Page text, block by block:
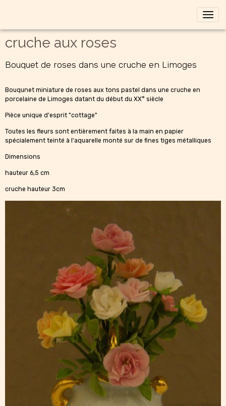
cruche aux roses
Bouquet de roses dans une cruche en Limoges
Bouqunet miniature de roses aux tons pastel dans une cruche en
porcelaine de Limoges datant du début du XX° siècle
Pièce unique d'esprit "cottage"
Toutes les fleurs sont entièrement faites à la main en papier
spécialement teinté à l'aquarelle monté sur de fines tiges métalliques
Dimensions
hauteur 6,5 cm
cruche hauteur 3cm